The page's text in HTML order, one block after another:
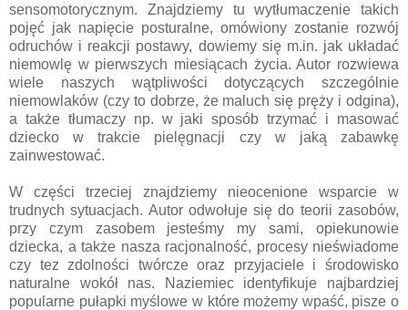
sensomotorycznym. Znajdziemy tu wytłumaczenie takich
pojęć jak napięcie posturalne, omówiony zostanie rozwój
odruchów i reakcji postawy, dowiemy się m.in. jak układać
niemowlę w pierwszych miesiącach życia. Autor rozwiewa
wiele naszych wątpliwości dotyczących szczególnie
niemowlaków (czy to dobrze, że maluch się pręży i odgina),
a także tłumaczy np. w jaki sposób trzymać i masować
dziecko w trakcie pielęgnacji czy w jaką zabawkę
zainwestować.
W części trzeciej znajdziemy nieocenione wsparcie w
trudnych sytuacjach. Autor odwołuje się do teorii zasobów,
przy czym zasobem jesteśmy my sami, opiekunowie
dziecka, a także nasza racjonalność, procesy nieświadome
czy tez zdolności twórcze oraz przyjaciele i środowisko
naturalne wokół nas. Naziemiec identyfikuje najbardziej
popularne pułapki myślowe w które możemy wpaść, pisze o